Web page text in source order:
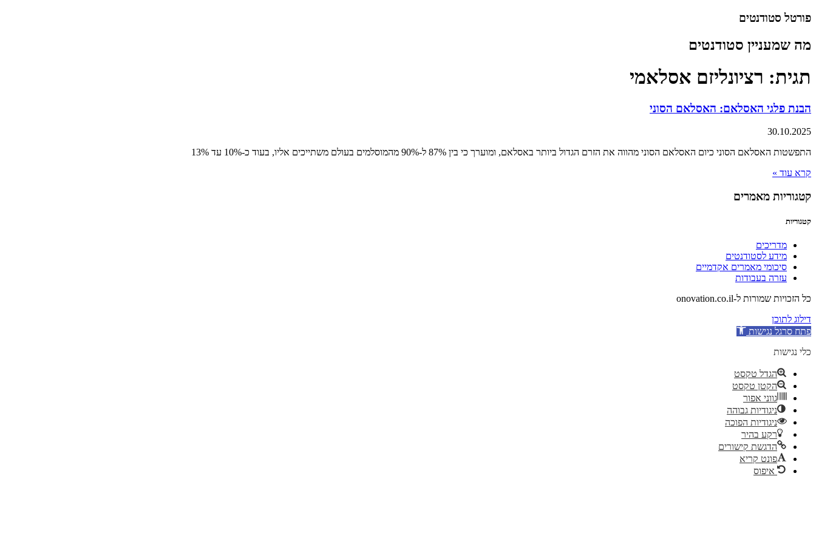
דלג
פורטל סטודנטים
מה שמעניין סטודנטים
תגית: רציונליזם אסלאמי
הבנת פלגי האסלאם: האסלאם הסוני
30.10.2025
התפשטות האסלאם הסוני כיום האסלאם הסוני מהווה את הזרם הגדול ביותר באסלאם, ומוערך כי בין 87% ל-90% מהמוסלמים בעולם משתייכים אליו, בעוד כ-10% עד 13%
קרא עוד »
קטגוריות מאמרים
קטגוריות
מדריכים
מידע לסטודנטים
סיכומי מאמרים אקדמיים
עזרה בעבודות
כל הזכויות שמורות ל-onovation.co.il
דילוג לתוכן
פתח סרגל נגישות
כלי נגישות
הגדל טקסט
הקטן טקסט
גווני אפור
ניגודיות גבוהה
ניגודיות הפוכה
רקע בהיר
הדגשת קישורים
פונט קריא
איפוס